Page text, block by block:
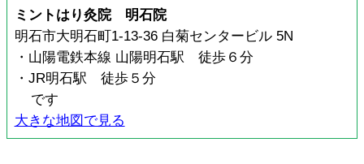
ミントはり灸院 明石院
明石市大明石町1-13-36 白菊センタービル 5N
・山陽電鉄本線 山陽明石駅 徒歩６分
・JR明石駅 徒歩５分
です
大きな地図で見る